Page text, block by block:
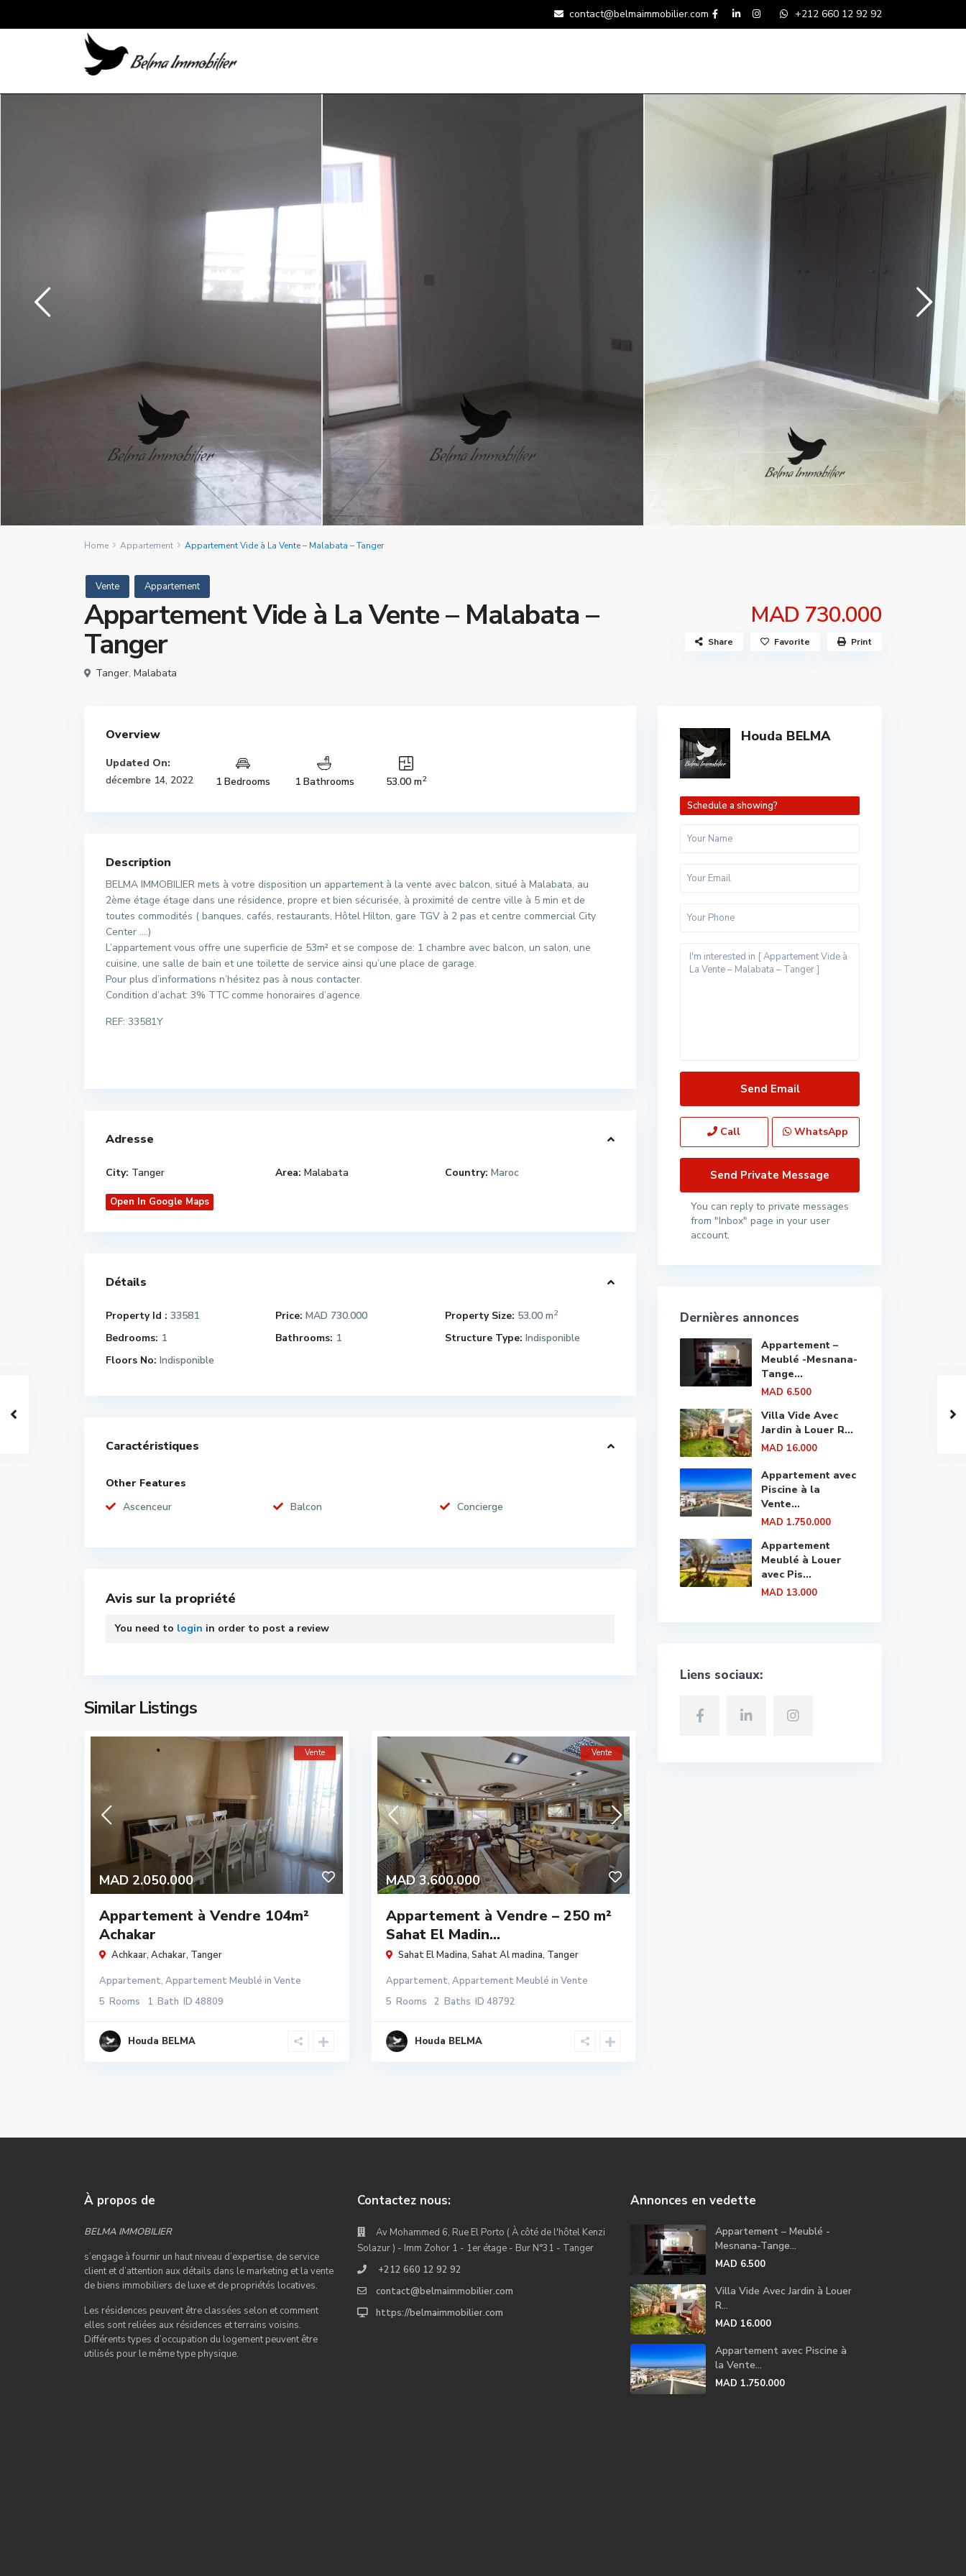
contact@belmaimmobilier.com +212 660 12 92 92
Home Appartement Appartement Vide à La Vente – Malabata – Tanger
Vente Appartement
Appartement Vide à La Vente – Malabata –
Tanger
MAD 730.000
Tanger, Malabata
Share Favorite Print
Overview
Updated On:
décembre 14, 2022
1 Bedrooms 1 Bathrooms 53.00 m2
Description
BELMA IMMOBILIER mets à votre disposition un appartement à la vente avec balcon, situé à Malabata, au
2ème étage étage dans une résidence, propre et bien sécurisée, à proximité de centre ville à 5 min et de
toutes commodités ( banques, cafés, restaurants, Hôtel Hilton, gare TGV à 2 pas et centre commercial City
Center ….)
L’appartement vous offre une superficie de 53m² et se compose de: 1 chambre avec balcon, un salon, une
cuisine, une salle de bain et une toilette de service ainsi qu’une place de garage.
Pour plus d’informations n’hésitez pas à nous contacter.
Condition d’achat: 3% TTC comme honoraires d’agence.
REF: 33581Y
Adresse
City: Tanger Area: Malabata Country: Maroc
Open In Google Maps
Détails
Property Id : 33581 Price: MAD 730.000 Property Size: 53.00 m2
Bedrooms: 1 Bathrooms: 1 Structure Type: Indisponible
Floors No: Indisponible
Caractéristiques
Other Features
Ascenceur
Balcon Concierge
Avis sur la propriété
You need to login in order to post a review
Similar Listings
MAD 2.050.000
Vente
Appartement à Vendre 104m²
Achakar
Achkaar, Achakar, Tanger
Appartement, Appartement Meublé in Vente
5 Rooms 1 Bath ID 48809
Houda BELMA
MAD 3.600.000
Vente
Appartement à Vendre – 250 m²
Sahat El Madin...
Sahat El Madina, Sahat Al madina, Tanger
Appartement, Appartement Meublé in Vente
5 Rooms 2 Baths ID 48792
Houda BELMA
Houda BELMA
Schedule a showing?
Call WhatsApp
You can reply to private messages
from "Inbox" page in your user
account.
Dernières annonces
Appartement –
Meublé -Mesnana-
Tange...
MAD 6.500
Villa Vide Avec
Jardin à Louer R...
MAD 16.000
Appartement avec
Piscine à la
Vente...
MAD 1.750.000
Appartement
Meublé à Louer
avec Pis...
MAD 13.000
Liens sociaux:
À propos de
BELMA IMMOBILIER
s’engage à fournir un haut niveau d’expertise, de service
client et d’attention aux détails dans le marketing et la vente
de biens immobiliers de luxe et de propriétés locatives.
Les résidences peuvent être classées selon et comment
elles sont reliées aux résidences et terrains voisins.
Différents types d’occupation du logement peuvent être
utilisés pour le même type physique.
Contactez nous:
Av Mohammed 6, Rue El Porto ( À côté de l'hôtel Kenzi
Solazur ) - Imm Zohor 1 - 1er étage - Bur N°31 - Tanger
+212 660 12 92 92
contact@belmaimmobilier.com
https://belmaimmobilier.com
Annonces en vedette
Appartement – Meublé -
Mesnana-Tange...
MAD 6.500
Villa Vide Avec Jardin à Louer
R...
MAD 16.000
Appartement avec Piscine à
la Vente...
MAD 1.750.000